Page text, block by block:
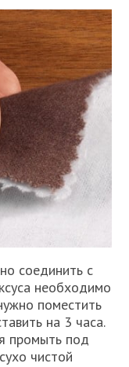
соединить с
необходимо
поместить
на 3 часа.
промыть под
чистой